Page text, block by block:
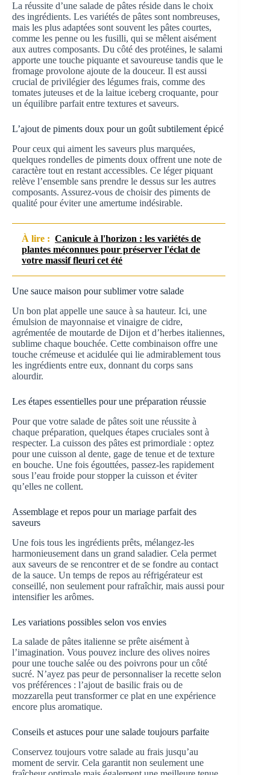
La réussite d’une salade de pâtes réside dans le choix
des ingrédients. Les variétés de pâtes sont nombreuses,
mais les plus adaptées sont souvent les pâtes courtes,
comme les penne ou les fusilli, qui se mêlent aisément
aux autres composants. Du côté des protéines, le salami
apporte une touche piquante et savoureuse tandis que le
fromage provolone ajoute de la douceur. Il est aussi
crucial de privilégier des légumes frais, comme des
tomates juteuses et de la laitue iceberg croquante, pour
un équilibre parfait entre textures et saveurs.
L’ajout de piments doux pour un goût subtilement épicé
Pour ceux qui aiment les saveurs plus marquées,
quelques rondelles de piments doux offrent une note de
caractère tout en restant accessibles. Ce léger piquant
relève l’ensemble sans prendre le dessus sur les autres
composants. Assurez-vous de choisir des piments de
qualité pour éviter une amertume indésirable.
À lire : Canicule à l'horizon : les variétés de
plantes méconnues pour préserver l'éclat de
votre massif fleuri cet été
Une sauce maison pour sublimer votre salade
Un bon plat appelle une sauce à sa hauteur. Ici, une
émulsion de mayonnaise et vinaigre de cidre,
agrémentée de moutarde de Dijon et d’herbes italiennes,
sublime chaque bouchée. Cette combinaison offre une
touche crémeuse et acidulée qui lie admirablement tous
les ingrédients entre eux, donnant du corps sans
alourdir.
Les étapes essentielles pour une préparation réussie
Pour que votre salade de pâtes soit une réussite à
chaque préparation, quelques étapes cruciales sont à
respecter. La cuisson des pâtes est primordiale : optez
pour une cuisson al dente, gage de tenue et de texture
en bouche. Une fois égouttées, passez-les rapidement
sous l’eau froide pour stopper la cuisson et éviter
qu’elles ne collent.
Assemblage et repos pour un mariage parfait des
saveurs
Une fois tous les ingrédients prêts, mélangez-les
harmonieusement dans un grand saladier. Cela permet
aux saveurs de se rencontrer et de se fondre au contact
de la sauce. Un temps de repos au réfrigérateur est
conseillé, non seulement pour rafraîchir, mais aussi pour
intensifier les arômes.
Les variations possibles selon vos envies
La salade de pâtes italienne se prête aisément à
l’imagination. Vous pouvez inclure des olives noires
pour une touche salée ou des poivrons pour un côté
sucré. N’ayez pas peur de personnaliser la recette selon
vos préférences : l’ajout de basilic frais ou de
mozzarella peut transformer ce plat en une expérience
encore plus aromatique.
Conseils et astuces pour une salade toujours parfaite
Conservez toujours votre salade au frais jusqu’au
moment de servir. Cela garantit non seulement une